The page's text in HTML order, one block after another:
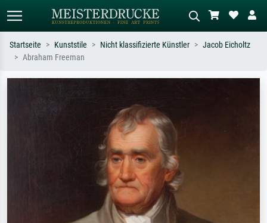
oder Stilen – z.B. Monet,
Sternennacht, Impressionismus, Welle
Ölgemälde, Stehender Akt neben einem
Startseite Kunststile Nicht klassifizierte Künstler
Jacob Eicholtz
Abraham Freeman